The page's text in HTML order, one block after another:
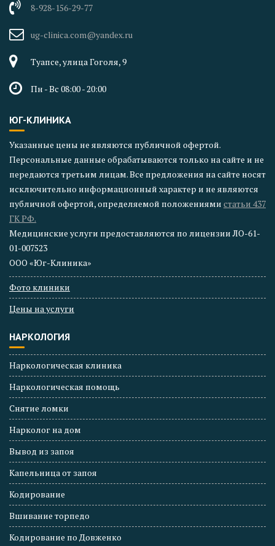
8-928-156-29-77
ug-clinica.com@yandex.ru
Туапсе, улица Гоголя, 9
Пн - Вс 08:00 - 20:00
ЮГ-КЛИНИКА
Указанные цены не являются публичной офертой.
Персональные данные обрабатываются только на сайте и не
передаются третьим лицам. Все предложения на сайте носят
исключительно информационный характер и не являются
публичной офертой, определяемой положениями статьи 437
ГК РФ.
Медицинские услуги предоставляются по лицензии ЛО-61-
01-007523
ООО «Юг-Клиника»
Фото клиники
Цены на услуги
НАРКОЛОГИЯ
Наркологическая клиника
Наркологическая помощь
Снятие ломки
Нарколог на дом
Вывод из запоя
Капельница от запоя
Кодирование
Вшивание торпедо
Кодирование по Довженко